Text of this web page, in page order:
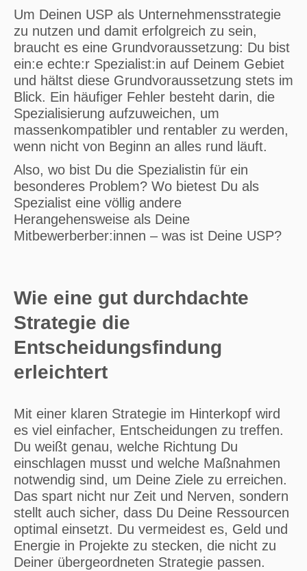
Um Deinen USP als Unternehmensstrategie
zu nutzen und damit erfolgreich zu sein,
braucht es eine Grundvoraussetzung: Du bist
ein:e echte:r Spezialist:in auf Deinem Gebiet
und hältst diese Grundvoraussetzung stets im
Blick. Ein häufiger Fehler besteht darin, die
Spezialisierung aufzuweichen, um
massenkompatibler und rentabler zu werden,
wenn nicht von Beginn an alles rund läuft.
Also, wo bist Du die Spezialistin für ein
besonderes Problem? Wo bietest Du als
Spezialist eine völlig andere
Herangehensweise als Deine
Mitbewerberber:innen – was ist Deine USP?
Wie eine gut durchdachte
Strategie die
Entscheidungsfindung
erleichtert
Mit einer klaren Strategie im Hinterkopf wird
es viel einfacher, Entscheidungen zu treffen.
Du weißt genau, welche Richtung Du
einschlagen musst und welche Maßnahmen
notwendig sind, um Deine Ziele zu erreichen.
Das spart nicht nur Zeit und Nerven, sondern
stellt auch sicher, dass Du Deine Ressourcen
optimal einsetzt. Du vermeidest es, Geld und
Energie in Projekte zu stecken, die nicht zu
Deiner übergeordneten Strategie passen.